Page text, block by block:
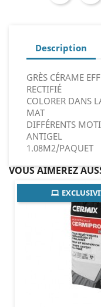
Description
GRÈS CÉRAME
RECTIFIÉ
COLORER DANS
MAT
DIFFÉRENTS
ANTIGEL
1.08M2/PAQUET
VOUS AIMEREZ